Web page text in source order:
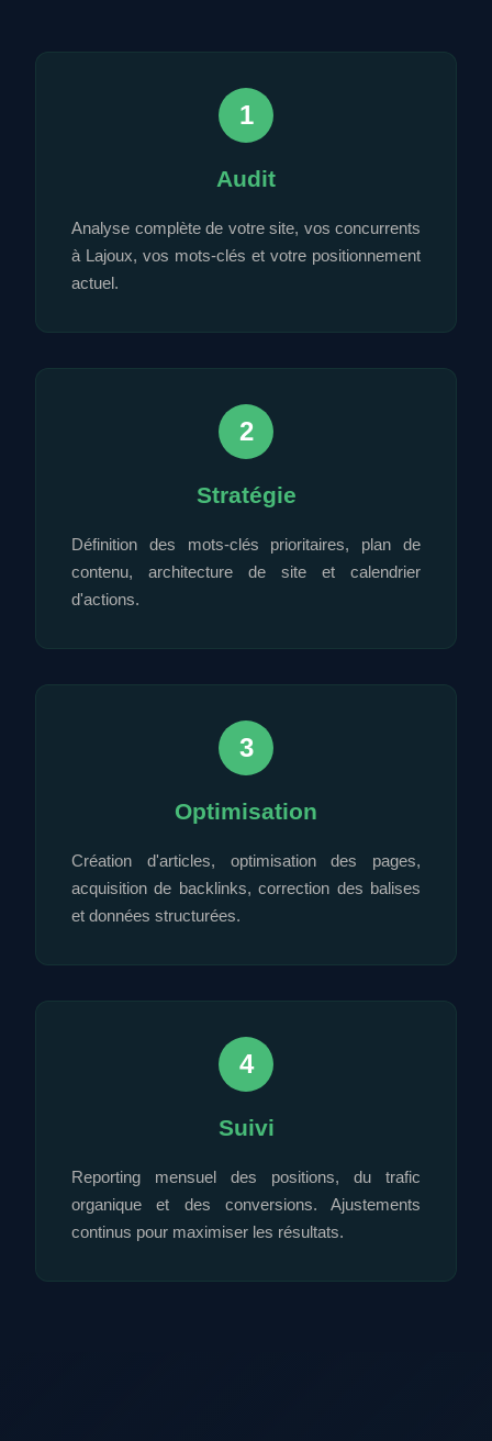
1
Audit
Analyse complète de votre site, vos concurrents
à Lajoux, vos mots-clés et votre positionnement
actuel.
2
Stratégie
Définition des mots-clés prioritaires, plan de
contenu, architecture de site et calendrier
d'actions.
3
Optimisation
Création d'articles, optimisation des pages,
acquisition de backlinks, correction des balises
et données structurées.
4
Suivi
Reporting mensuel des positions, du trafic
organique et des conversions. Ajustements
continus pour maximiser les résultats.